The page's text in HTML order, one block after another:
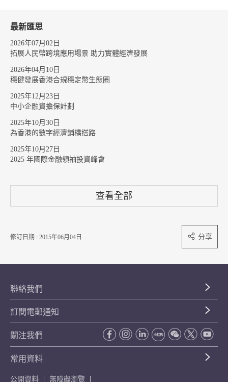
最新匯思
2026年07月02日
拓展人民幣跨境應用場景 助力實體經濟發展
2026年04月10日
穩健發展香港合規穩定幣生態圈
2025年12月23日
中小企融資擔保計劃
2025年10月30日
為香港的數字經濟鋪橋搭路
2025年10月27日
2025 年國際金融領袖投資峰會
查看全部
修訂日期 : 2015年06月04日 分享
聯絡我們
訂閱電郵通知
關注我們
常用資料
公開資料 無障礙瀏覽